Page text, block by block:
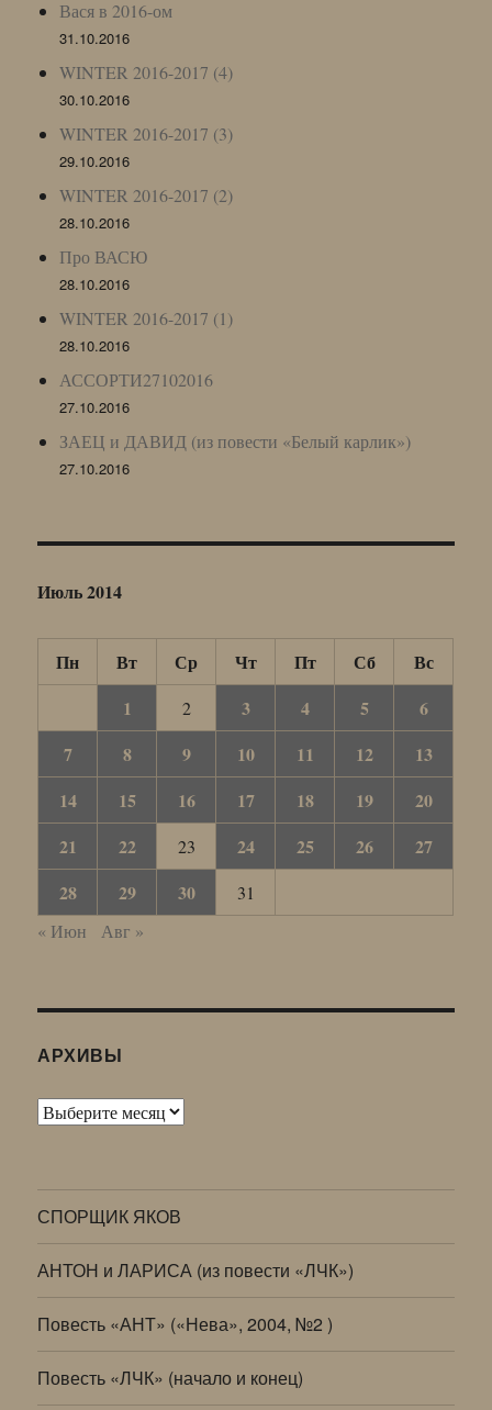
Вася в 2016-ом
31.10.2016
WINTER 2016-2017 (4)
30.10.2016
WINTER 2016-2017 (3)
29.10.2016
WINTER 2016-2017 (2)
28.10.2016
Про ВАСЮ
28.10.2016
WINTER 2016-2017 (1)
28.10.2016
АССОРТИ27102016
27.10.2016
ЗАЕЦ и ДАВИД (из повести «Белый карлик»)
27.10.2016
Июль 2014
Пн Вт Ср Чт Пт Сб
Вс
1
2 3 4 5
6
7
8 9 10 11 12
13
14
15 16 17 18 19
20
21
22 23 24 25 26
27
28
29 30
31
« Июн
Авг »
АРХИВЫ
Архивы
СПОРЩИК ЯКОВ
АНТОН и ЛАРИСА (из повести «ЛЧК»)
Повесть «АНТ» («Нева», 2004, №2 )
Повесть «ЛЧК» (начало и конец)